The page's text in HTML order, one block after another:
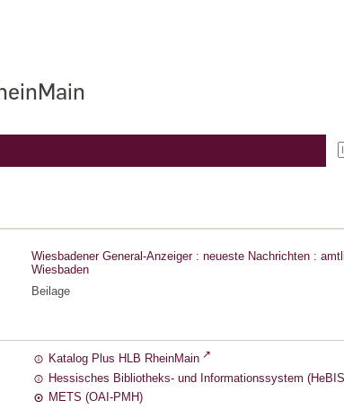
Wiesbadener General-Anzeiger : neueste Nachrichten :
Wiesbaden
Beilage
Katalog Plus HLB RheinMain
Hessisches Bibliotheks- und Informationssystem
METS (OAI-PMH)